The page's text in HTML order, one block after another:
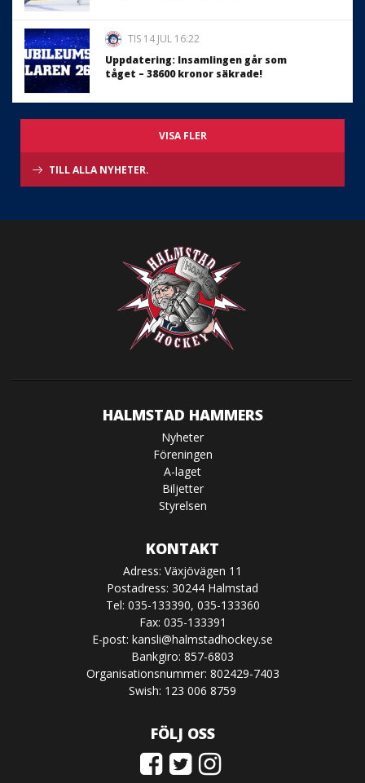
TIS 14 JUL 16:22
Uppdatering: Insamlingen går som
tåget – 38600 kronor säkrade!
VISA FLER
TILL ALLA NYHETER.
HALMSTAD HAMMERS
Nyheter
Föreningen
A-laget
Biljetter
Styrelsen
KONTAKT
Adress: Växjövägen 11
Postadress: 30244 Halmstad
Tel: 035-133390, 035-133360
Fax: 035-133391
E-post: kansli@halmstadhockey.se
Bankgiro: 857-6803
Organisationsnummer: 802429-7403
Swish: 123 006 8759
FÖLJ OSS